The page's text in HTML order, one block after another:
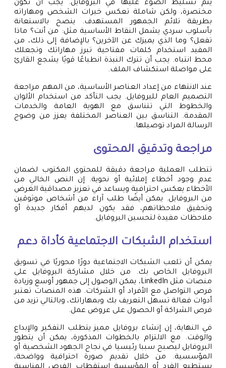
يتم تسليط الضوء عليها في البروفايل. يجب أن تكون
مختصرة، ولكن شاملة تعكس خبرات الشخص ومهاراته
بطريقة تلائم الجمهور المستهدف. ينصح بالاستعانة
بأسلوب سردي يشمل النقاط الأساسية مثل: من أنت؟ ماذا
تفعل؟ وما الذي يميزك عن الآخرين؟ بالإضافة إلى ذلك، من
المفيد استخدام كلمات مفتاحية تبرز مهاراتك وتجعلك
محط انتباه. يجب أن تترك النبذة انطباعًا قويًا يشجع القارئ
على مواصلة استكشاف الملف.
عند الانتهاء من إعداد العناصر الأساسية، من المهم مراجعة
التصميم العام للبروفايل. يجب التأكد من استخدام الألوان
والخطوط التي تتناسق مع الهوية العامة والخدمات
المقدمة. التناسق بين العناصر المختلفة يعزز من وضوح
الرسالة المراد توصيلها.
مراجعة وتدقيق المحتوى
تتطلب العملية مراجعة دقيقة للمحتوى المكتوب لضمان
عدم وجود أخطاء إملائية أو نحوية. إن النص الخالي من
الأخطاء يعكس احترافية ويساعد في تعزيز مصداقية الغرض
من البروفايل. يمكن أيضًا طلب آراء من أشخاص موثوقين
وتحقيق ملاحظاتهم، فقد يكون لديهم أفكار جديدة أو
ملاحظات مفيدة لتحسين البروفايل.
استخدام الشبكات الاجتماعية كأداة دعم
يمكن أن تلعب الشبكات الاجتماعية دورًا محوريًا في تسويق
البروفايل الخاص بك. من خلال مشاركة البروفايل على
منصات مثل LinkedIn، يمكن الوصول إلى جمهور أوسع وزيادة
فرص التواصل مع الأفراد أو الشركات. هذه المنصات تعتبر
أدوات فعالة تسهل التعريف بك وبمهاراتك، وبالتالي تزيد من
فرص الشراكة أو الحصول على عروض عمل.
في النهاية، إن إنشاء بروفايل مميز يتطلب التفكير والإبداع
والوقت. مع الالتزام بالخطوات المذكورة، يمكن أن يتطور
البروفايل ليصبح سببا رئيسيا في نجاح الجهود الشخصية أو
المؤسسية. من خلال تقديم صورة احترافية وواضحة،